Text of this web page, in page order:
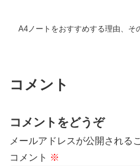
A4ノートをおすすめする理由、そ
コメント
コメントをどうぞ
メールアドレスが公開される
コメント ※